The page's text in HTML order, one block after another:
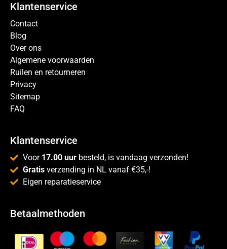
Klantenservice
Contact
Blog
Over ons
Algemene voorwaarden
Ruilen en retourneren
Privacy
Sitemap
FAQ
Klantenservice
Voor 17.00 uur besteld, is vandaag verzonden!
Gratis verzending in NL vanaf €35,-!
Eigen reparatieservice
Betaalmethoden